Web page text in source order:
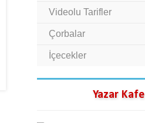
Videolu Tarifler
Çorbalar
İçecekler
Yazar Kafe